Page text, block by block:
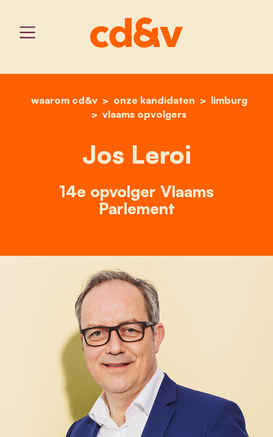
home
waarom cd&v onze kandidaten
limburg
vlaams opvolgers
jos leroi
Jos Leroi
14e opvolger Vlaams
Parlement